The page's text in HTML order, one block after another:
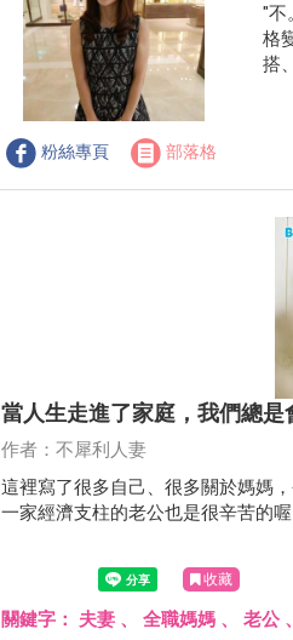
粉絲專頁 部落格
"不
格
搭
當人生走進了家庭，我們總是
作者：不犀利人妻
這裡寫了很多自己、很多關於媽媽
一家經濟支柱的老公也是很辛苦的喔
收藏
關鍵字： 夫妻 、 全職媽媽 、 老公